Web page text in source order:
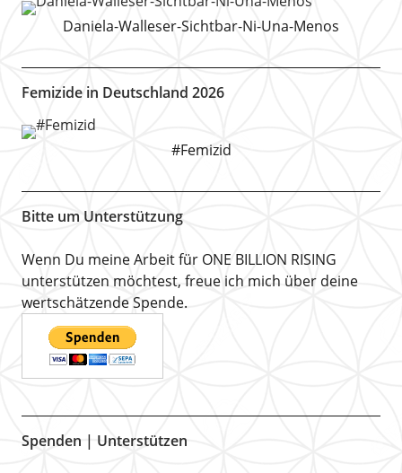
Daniela-Walleser-Sichtbar-Ni-Una-Menos
Femizide in Deutschland 2026
#Femizid
Bitte um Unterstützung
Wenn Du meine Arbeit für ONE BILLION RISING
unterstützen möchtest, freue ich mich über deine
wertschätzende Spende.
Spenden | Unterstützen